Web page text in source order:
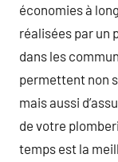
économies à
réalisées par un
dans les
permettent non
mais aussi
de votre
temps est la